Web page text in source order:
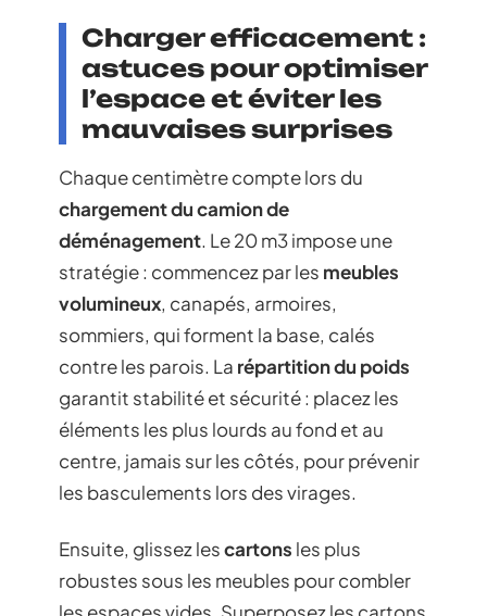
Charger efficacement :
astuces pour optimiser
l’espace et éviter les
mauvaises surprises
Chaque centimètre compte lors du
chargement du camion de
déménagement. Le 20 m3 impose une
stratégie : commencez par les meubles
volumineux, canapés, armoires,
sommiers, qui forment la base, calés
contre les parois. La répartition du poids
garantit stabilité et sécurité : placez les
éléments les plus lourds au fond et au
centre, jamais sur les côtés, pour prévenir
les basculements lors des virages.
Ensuite, glissez lescartons les plus
robustes sous les meubles pour combler
les espaces vides. Superposez les cartons